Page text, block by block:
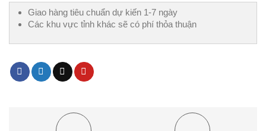
Giao hàng tiêu chuẩn dự kiến 1-7 ngày
Các khu vực tỉnh khác sẽ có phí thỏa thuận